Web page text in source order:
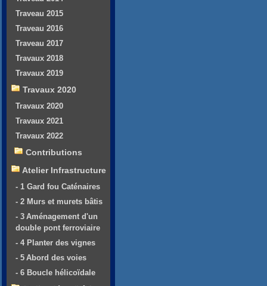
Traveau 2015
Traveau 2016
Traveau 2017
Travaux 2018
Travaux 2019
Travaux 2020
Travaux 2020
Travaux 2021
Travaux 2022
Contributions
Atelier Infrastructure
- 1 Gard fou Caténaires
- 2 Murs et murets bâtis
- 3 Aménagement d'un
double pont ferroviaire
- 4 Planter des vignes
- 5 Abord des voies
- 6 Boucle hélicoïdale